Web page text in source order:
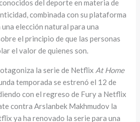
del deporte en materia de
combinada con su plataforma
elección natural para una
el principio de que las personas
el valor de quienes son.
la serie de Netflix At Home
temporada se estrenó el 12 de
con el regreso de Fury a Netflix
contra Arslanbek Makhmudov la
ya ha renovado la serie para una